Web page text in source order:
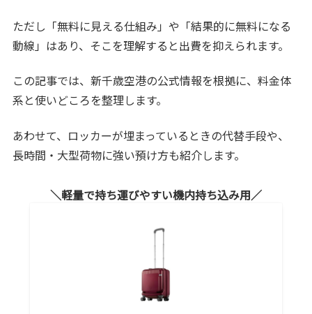
ただし「無料に見える仕組み」や「結果的に無料になる
動線」はあり、そこを理解すると出費を抑えられます。
この記事では、新千歳空港の公式情報を根拠に、料金体
系と使いどころを整理します。
あわせて、ロッカーが埋まっているときの代替手段や、
長時間・大型荷物に強い預け方も紹介します。
軽量で持ち運びやすい機内持ち込み用